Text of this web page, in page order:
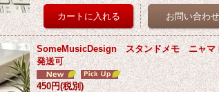
SomeMusicDesign スタンドメモ ニャ
発送可
450円(税別)